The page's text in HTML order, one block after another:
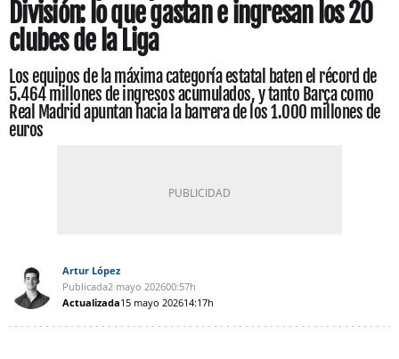
División: lo que gastan e ingresan los 20
clubes de la Liga
Los equipos de la máxima categoría estatal baten el récord de
5.464 millones de ingresos acumulados, y tanto Barça como
Real Madrid apuntan hacia la barrera de los 1.000 millones de
euros
Artur López
Publicada2 mayo 202600:57h
Actualizada15 mayo 202614:17h